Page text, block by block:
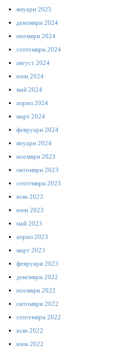
януари 2025
декември 2024
ноември 2024
септември 2024
август 2024
юни 2024
май 2024
април 2024
март 2024
февруари 2024
януари 2024
ноември 2023
октомври 2023
септември 2023
юли 2023
юни 2023
май 2023
април 2023
март 2023
февруари 2023
декември 2022
ноември 2022
октомври 2022
септември 2022
юли 2022
юни 2022